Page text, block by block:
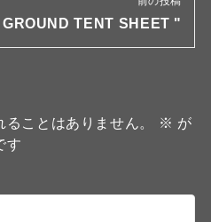
TENT SHEET "
ことはありません。 ※ が
す